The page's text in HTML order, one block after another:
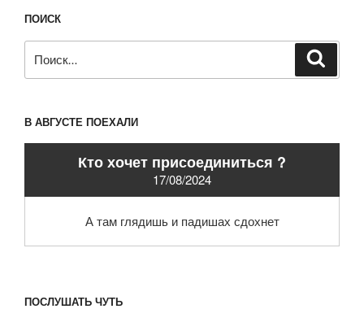
ПОИСК
В АВГУСТЕ ПОЕХАЛИ
Кто хочет присоединиться ?
17/08/2024
А там глядишь и падишах сдохнет
ПОСЛУШАТЬ ЧУТЬ